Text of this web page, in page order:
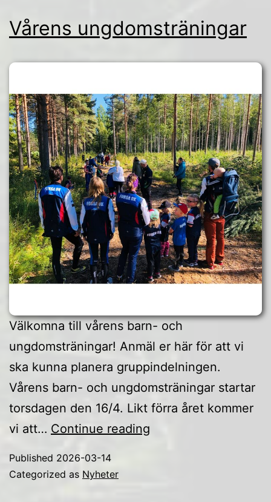
Vårens ungdomsträningar
Välkomna till vårens barn- och
ungdomsträningar! Anmäl er här för att vi
ska kunna planera gruppindelningen.
Vårens barn- och ungdomsträningar startar
torsdagen den 16/4. Likt förra året kommer
vi att… Continue reading
Published 2026-03-14
Categorized as Nyheter